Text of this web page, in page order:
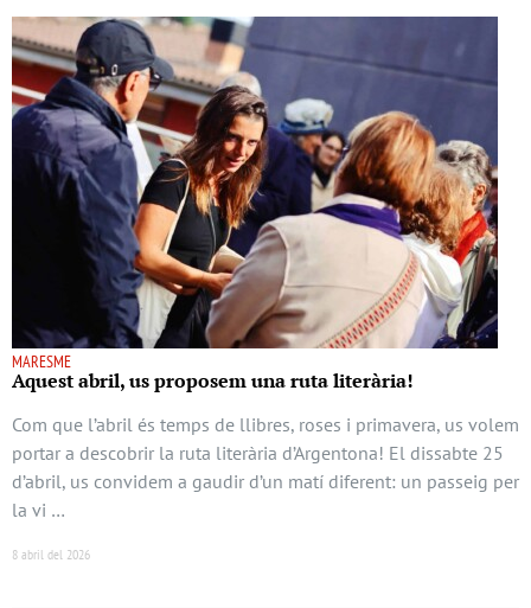
MARESME
Aquest abril, us proposem una ruta literària!
Com que l’abril és temps de llibres, roses i primavera, us volem
portar a descobrir la ruta literària d’Argentona! El dissabte 25
d’abril, us convidem a gaudir d’un matí diferent: un passeig per
la vi …
8 abril del 2026